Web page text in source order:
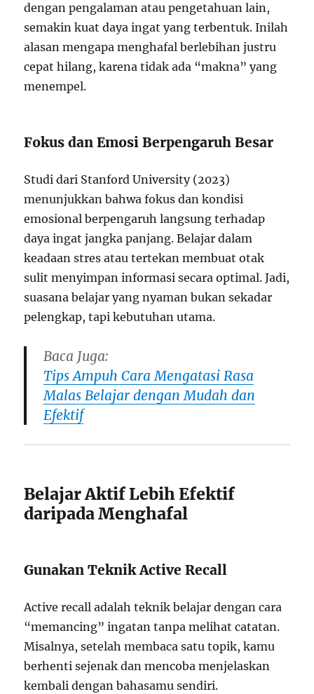
dengan pengalaman atau pengetahuan lain,
semakin kuat daya ingat yang terbentuk. Inilah
alasan mengapa menghafal berlebihan justru
cepat hilang, karena tidak ada “makna” yang
menempel.
Fokus dan Emosi Berpengaruh Besar
Studi dari Stanford University (2023)
menunjukkan bahwa fokus dan kondisi
emosional berpengaruh langsung terhadap
daya ingat jangka panjang. Belajar dalam
keadaan stres atau tertekan membuat otak
sulit menyimpan informasi secara optimal. Jadi,
suasana belajar yang nyaman bukan sekadar
pelengkap, tapi kebutuhan utama.
Baca Juga:
Tips Ampuh Cara Mengatasi Rasa
Malas Belajar dengan Mudah dan
Efektif
Belajar Aktif Lebih Efektif
daripada Menghafal
Gunakan Teknik Active Recall
Active recall adalah teknik belajar dengan cara
“memancing” ingatan tanpa melihat catatan.
Misalnya, setelah membaca satu topik, kamu
berhenti sejenak dan mencoba menjelaskan
kembali dengan bahasamu sendiri.